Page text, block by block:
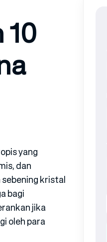
yang
dan
kristal
bagi
jika
oleh para